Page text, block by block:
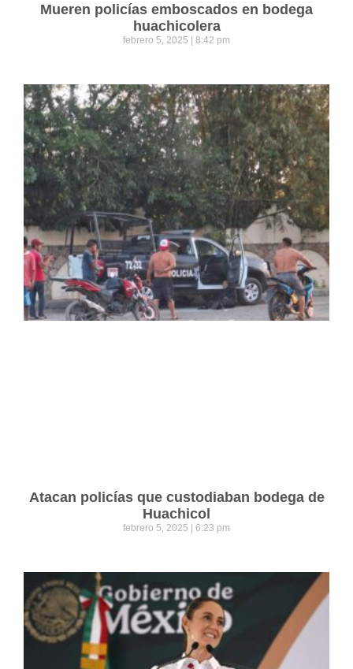
Mueren policías emboscados en bodega
huachicolera
febrero 5, 2025 8:42 pm
Atacan policías que custodiaban bodega de
Huachicol
febrero 5, 2025 6:23 pm